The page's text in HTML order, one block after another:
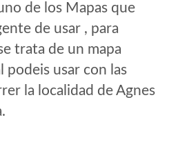
de los Mapas que
de usar , para
trata de un mapa
podeis usar con las
la localidad de Agnes